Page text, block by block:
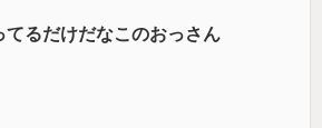
てるだけだなこのおっさん